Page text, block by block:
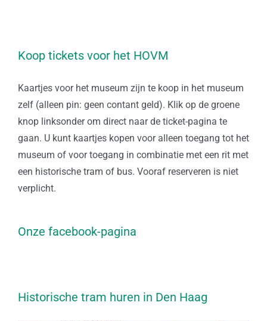
Koop tickets voor het HOVM
Kaartjes voor het museum zijn te koop in het museum
zelf (alleen pin: geen contant geld). Klik op de groene
knop linksonder om direct naar de ticket-pagina te
gaan. U kunt kaartjes kopen voor alleen toegang tot het
museum of voor toegang in combinatie met een rit met
een historische tram of bus. Vooraf reserveren is niet
verplicht.
Onze facebook-pagina
Historische tram huren in Den Haag